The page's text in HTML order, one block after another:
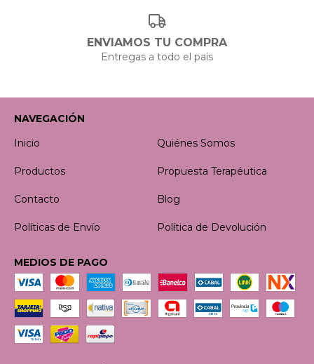
ENVIAMOS TU COMPRA
Entregas a todo el país
NAVEGACIÓN
Inicio
Quiénes Somos
Productos Propuesta Terapéutica
Contacto Blog
Políticas de Envío Política de Devolución
MEDIOS DE PAGO